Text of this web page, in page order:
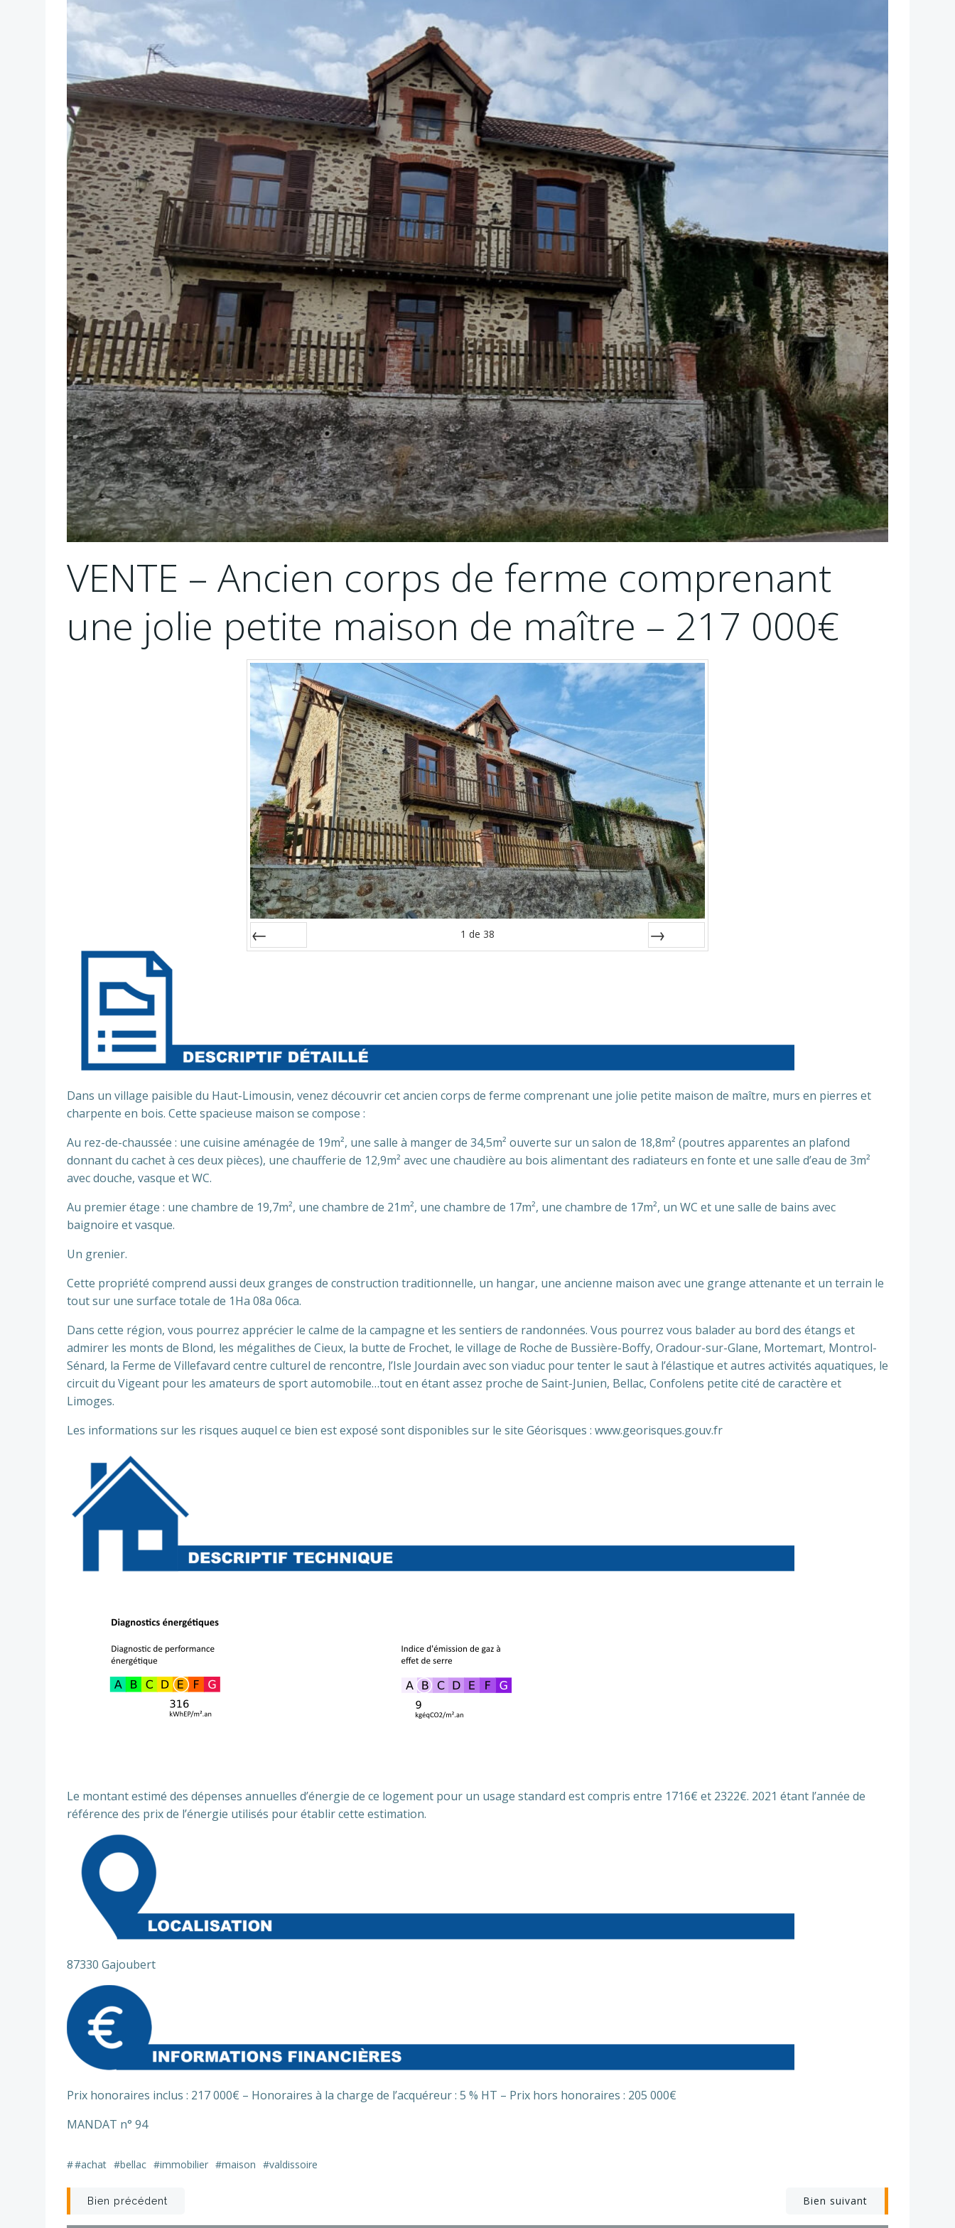
VENTE – Ancien corps de ferme comprenant
une jolie petite maison de maître – 217 000€
1 de 38
Dans un village paisible du Haut-Limousin, venez découvrir cet ancien corps de ferme comprenant une jolie petite maison de maître, murs en pierres et
charpente en bois. Cette spacieuse maison se compose :
Au rez-de-chaussée : une cuisine aménagée de 19m², une salle à manger de 34,5m² ouverte sur un salon de 18,8m² (poutres apparentes an plafond
donnant du cachet à ces deux pièces), une chaufferie de 12,9m² avec une chaudière au bois alimentant des radiateurs en fonte et une salle d’eau de 3m²
avec douche, vasque et WC.
Au premier étage : une chambre de 19,7m², une chambre de 21m², une chambre de 17m², une chambre de 17m², un WC et une salle de bains avec
baignoire et vasque.
Un grenier.
Cette propriété comprend aussi deux granges de construction traditionnelle, un hangar, une ancienne maison avec une grange attenante et un terrain le
tout sur une surface totale de 1Ha 08a 06ca.
Dans cette région, vous pourrez apprécier le calme de la campagne et les sentiers de randonnées. Vous pourrez vous balader au bord des étangs et
admirer les monts de Blond, les mégalithes de Cieux, la butte de Frochet, le village de Roche de Bussière-Boffy, Oradour-sur-Glane, Mortemart, Montrol-
Sénard, la Ferme de Villefavard centre culturel de rencontre, l’Isle Jourdain avec son viaduc pour tenter le saut à l’élastique et autres activités aquatiques, le
circuit du Vigeant pour les amateurs de sport automobile…tout en étant assez proche de Saint-Junien, Bellac, Confolens petite cité de caractère et
Limoges.
Les informations sur les risques auquel ce bien est exposé sont disponibles sur le site Géorisques : www.georisques.gouv.fr
Le montant estimé des dépenses annuelles d’énergie de ce logement pour un usage standard est compris entre 1716€ et 2322€. 2021 étant l’année de
référence des prix de l’énergie utilisés pour établir cette estimation.
87330 Gajoubert
Prix honoraires inclus : 217 000€ – Honoraires à la charge de l’acquéreur : 5 % HT – Prix hors honoraires : 205 000€
MANDAT n° 94
##achat #bellac #immobilier #maison #valdissoire
Post
Bien précédent Bien suivant